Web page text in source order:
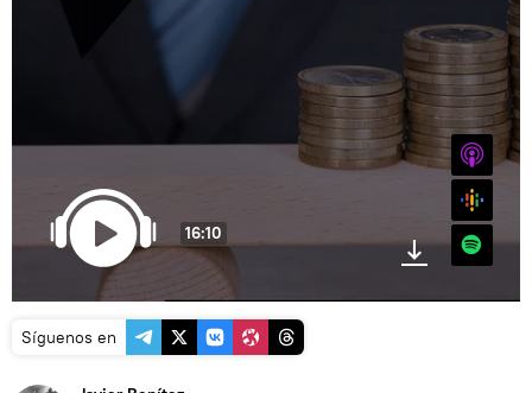
16:10
iTunes
Spotify
Síguenos en